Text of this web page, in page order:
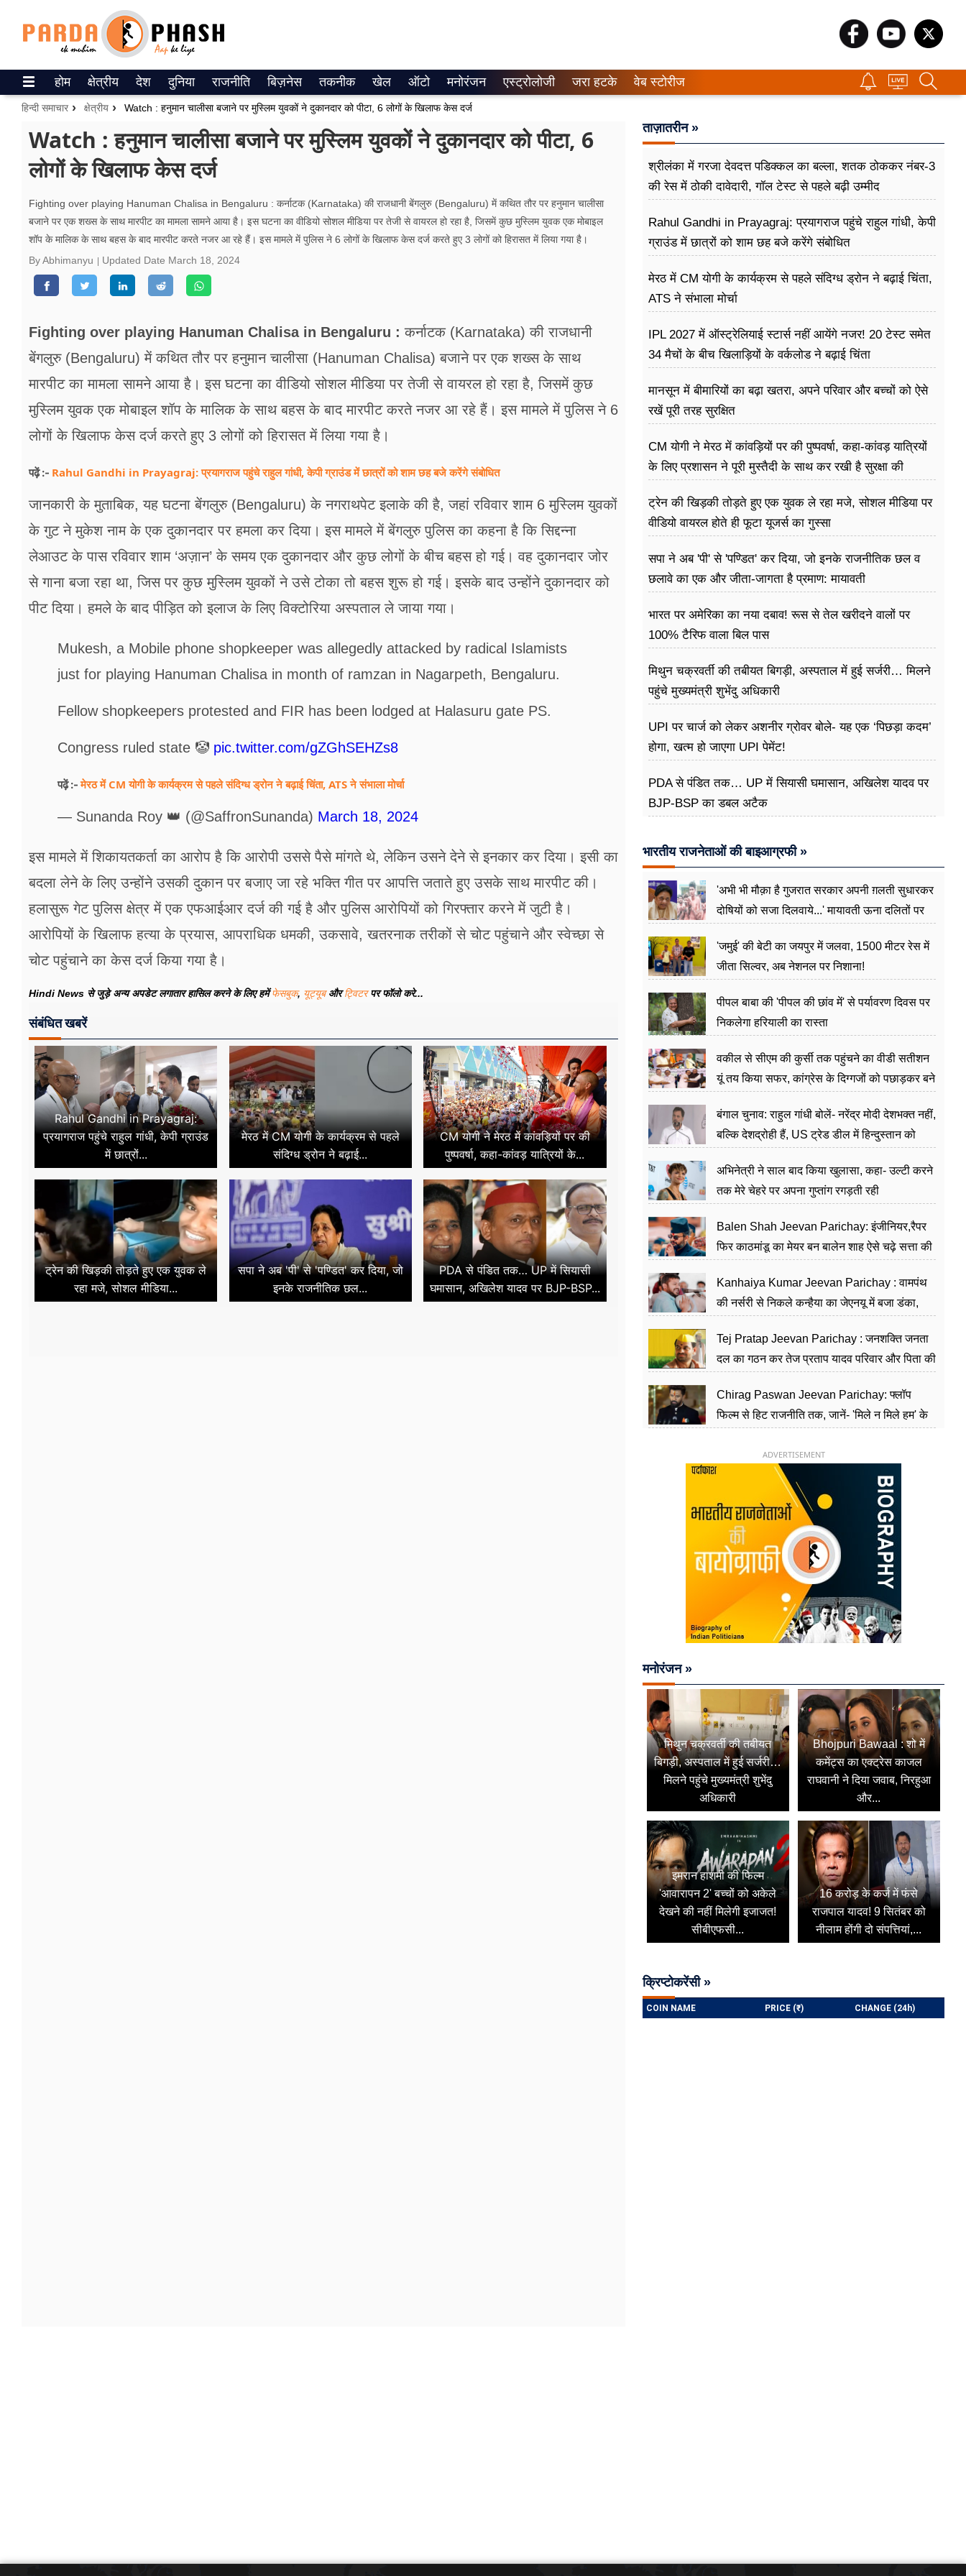
ePaper
वेब स्टोरीज
उत्तर प्रदेश
वीडियो
रिलेशनशिप
जीवन मंत्रा
फूड
सेहत
जॉब्स
होम क्षेत्रीय देश दुनिया राजनीति बिज़नेस तकनीक खेल ऑटो मनोरंजन एस्ट्रोलोजी जरा हटके वेब स्टोरीज
हिन्दी समाचार क्षेत्रीय Watch : हनुमान चालीसा बजाने पर मुस्लिम युवकों ने दुकानदार को पीटा, 6 लोगों के खिलाफ केस दर्ज
Watch : हनुमान चालीसा बजाने पर मुस्लिम युवकों ने दुकानदार को पीटा, 6
लोगों के खिलाफ केस दर्ज
Fighting over playing Hanuman Chalisa in Bengaluru : कर्नाटक (Karnataka) की राजधानी बेंगलुरु (Bengaluru) में कथित तौर पर हनुमान चालीसा
बजाने पर एक शख्स के साथ मारपीट का मामला सामने आया है। इस घटना का वीडियो सोशल मीडिया पर तेजी से वायरल हो रहा है, जिसमें कुछ मुस्लिम युवक एक मोबाइल
शॉप के मालिक के साथ बहस के बाद मारपीट करते नजर आ रहे हैं। इस मामले में पुलिस ने 6 लोगों के खिलाफ केस दर्ज करते हुए 3 लोगों को हिरासत में लिया गया है।
By Abhimanyu
Updated Date March 18, 2024
Fighting over playing Hanuman Chalisa in Bengaluru : कर्नाटक (Karnataka) की राजधानी
बेंगलुरु (Bengaluru) में कथित तौर पर हनुमान चालीसा (Hanuman Chalisa) बजाने पर एक शख्स के साथ
मारपीट का मामला सामने आया है। इस घटना का वीडियो सोशल मीडिया पर तेजी से वायरल हो रहा है, जिसमें कुछ
मुस्लिम युवक एक मोबाइल शॉप के मालिक के साथ बहस के बाद मारपीट करते नजर आ रहे हैं। इस मामले में पुलिस ने 6
लोगों के खिलाफ केस दर्ज करते हुए 3 लोगों को हिरासत में लिया गया है।
पढ़ें :- Rahul Gandhi in Prayagraj: प्रयागराज पहुंचे राहुल गांधी, केपी ग्राउंड में छात्रों को शाम छह बजे करेंगे संबोधित
जानकारी के मुताबिक, यह घटना बेंगलुरु (Bengaluru) के नगराथपेट इलाके की है, जहां रविवार शाम 6 मुस्लिम युवकों
के गुट ने मुकेश नाम के एक दुकानदार पर हमला कर दिया। इस मामले में बेंगलुरु पुलिस का कहना है कि सिद्दन्ना
लेआउट के पास रविवार शाम ‘अज़ान’ के समय एक दुकानदार और कुछ लोगों के बीच बहस हो गई। वह दुकानदार जोर
से गाना बजा रहा था, जिस पर कुछ मुस्लिम युवकों ने उसे टोका तो बहस शुरू हो गई। इसके बाद उन्होंने दुकानदार को
पीट दिया। हमले के बाद पीड़ित को इलाज के लिए विक्टोरिया अस्पताल ले जाया गया।
Mukesh, a Mobile phone shopkeeper was allegedly attacked by radical Islamists
just for playing Hanuman Chalisa in month of ramzan in Nagarpeth, Bengaluru.
Fellow shopkeepers protested and FIR has been lodged at Halasuru gate PS.
Congress ruled state 🤡 pic.twitter.com/gZGhSEHZs8
पढ़ें :-मेरठ में CM योगी के कार्यक्रम से पहले संदिग्ध ड्रोन ने बढ़ाई चिंता, ATS ने संभाला मोर्चा
— Sunanda Roy 👑 (@SaffronSunanda) March 18, 2024
इस मामले में शिकायतकर्ता का आरोप है कि आरोपी उससे पैसे मांगते थे, लेकिन उसने देने से इनकार कर दिया। इसी का
बदला लेने के लिए उन्होंने उसकी दुकान पर बजाए जा रहे भक्ति गीत पर आपत्ति जताते हुए उसके साथ मारपीट की।
हलासुरू गेट पुलिस क्षेत्र में एक एफआईआर दर्ज की गई है और पुलिस आरोपियों को गिरफ्तार करने में जुटी है।
आरोपियों के खिलाफ हत्या के प्रयास, आपराधिक धमकी, उकसावे, खतरनाक तरीकों से चोट पहुंचाने और स्वेच्छा से
चोट पहुंचाने का केस दर्ज किया गया है।
Hindi News से जुड़े अन्य अपडेट लगातार हासिल करने के लिए हमेंफेसबुक, यूट्यूबऔरट्विटरपर फॉलो करे...
संबंधित खबरें
Rahul Gandhi in Prayagraj:
प्रयागराज पहुंचे राहुल गांधी, केपी ग्राउंड
में छात्रों...
मेरठ में CM योगी के कार्यक्रम से पहले
संदिग्ध ड्रोन ने बढ़ाई...
CM योगी ने मेरठ में कांवड़ियों पर की
पुष्पवर्षा, कहा-कांवड़ यात्रियों के...
ट्रेन की खिड़की तोड़ते हुए एक युवक ले
रहा मजे, सोशल मीडिया...
सपा ने अब 'पी' से 'पण्डित' कर दिया, जो
इनके राजनीतिक छल...
PDA से पंडित तक… UP में सियासी
घमासान, अखिलेश यादव पर BJP-BSP...
ताज़ातरीन »
श्रीलंका में गरजा देवदत्त पडिक्कल का बल्ला, शतक ठोककर नंबर-3
की रेस में ठोकी दावेदारी, गॉल टेस्ट से पहले बढ़ी उम्मीद
Rahul Gandhi in Prayagraj: प्रयागराज पहुंचे राहुल गांधी, केपी
ग्राउंड में छात्रों को शाम छह बजे करेंगे संबोधित
मेरठ में CM योगी के कार्यक्रम से पहले संदिग्ध ड्रोन ने बढ़ाई चिंता,
ATS ने संभाला मोर्चा
IPL 2027 में ऑस्ट्रेलियाई स्टार्स नहीं आयेंगे नजर! 20 टेस्ट समेत
34 मैचों के बीच खिलाड़ियों के वर्कलोड ने बढ़ाई चिंता
मानसून में बीमारियों का बढ़ा खतरा, अपने परिवार और बच्चों को ऐसे
रखें पूरी तरह सुरक्षित
CM योगी ने मेरठ में कांवड़ियों पर की पुष्पवर्षा, कहा-कांवड़ यात्रियों
के लिए प्रशासन ने पूरी मुस्तैदी के साथ कर रखी है सुरक्षा की
ट्रेन की खिड़की तोड़ते हुए एक युवक ले रहा मजे, सोशल मीडिया पर
वीडियो वायरल होते ही फूटा यूजर्स का गुस्सा
सपा ने अब 'पी' से 'पण्डित' कर दिया, जो इनके राजनीतिक छल व
छलावे का एक और जीता-जागता है प्रमाण: मायावती
भारत पर अमेरिका का नया दबाव! रूस से तेल खरीदने वालों पर
100% टैरिफ वाला बिल पास
मिथुन चक्रवर्ती की तबीयत बिगड़ी, अस्पताल में हुई सर्जरी… मिलने
पहुंचे मुख्यमंत्री शुभेंदु अधिकारी
UPI पर चार्ज को लेकर अशनीर ग्रोवर बोले- यह एक ‘पिछड़ा कदम’
होगा, खत्म हो जाएगा UPI पेमेंट!
PDA से पंडित तक… UP में सियासी घमासान, अखिलेश यादव पर
BJP-BSP का डबल अटैक
भारतीय राजनेताओं की बाइआग्रफी »
'अभी भी मौक़ा है गुजरात सरकार अपनी ग़लती सुधारकर
दोषियों को सजा दिलवाये...' मायावती ऊना दलितों पर
'जमुई' की बेटी का जयपुर में जलवा, 1500 मीटर रेस में
जीता सिल्वर, अब नेशनल पर निशाना!
पीपल बाबा की 'पीपल की छांव में' से पर्यावरण दिवस पर
निकलेगा हरियाली का रास्ता
वकील से सीएम की कुर्सी तक पहुंचने का वीडी सतीशन
यूं तय किया सफर, कांग्रेस के दिग्गजों को पछाड़कर बने
बंगाल चुनाव: राहुल गांधी बोलें- नरेंद्र मोदी देशभक्त नहीं,
बल्कि देशद्रोही हैं, US ट्रेड डील में हिन्दुस्तान को
अभिनेत्री ने साल बाद किया खुलासा, कहा- उल्टी करने
तक मेरे चेहरे पर अपना गुप्तांग रगड़ती रही
Balen Shah Jeevan Parichay: इंजीनियर,रैपर
फिर काठमांडू का मेयर बन बालेन शाह ऐसे चढ़े सत्ता की
Kanhaiya Kumar Jeevan Parichay : वामपंथ
की नर्सरी से निकले कन्हैया का जेएनयू में बजा डंका,
Tej Pratap Jeevan Parichay : जनशक्ति जनता
दल का गठन कर तेज प्रताप यादव परिवार और पिता की
Chirag Paswan Jeevan Parichay: फ्लॉप
फिल्म से हिट राजनीति तक, जानें- 'मिले न मिले हम' के
ADVERTISEMENT
मनोरंजन »
मिथुन चक्रवर्ती की तबीयत
बिगड़ी, अस्पताल में हुई सर्जरी…
मिलने पहुंचे मुख्यमंत्री शुभेंदु
अधिकारी
Bhojpuri Bawaal : शो में
कमेंट्स का एक्ट्रेस काजल
राघवानी ने दिया जवाब, निरहुआ
और...
इमरान हाशमी की फिल्म
'आवारापन 2' बच्चों को अकेले
देखने की नहीं मिलेगी इजाजत!
सीबीएफसी...
16 करोड़ के कर्ज में फंसे
राजपाल यादव! 9 सितंबर को
नीलाम होंगी दो संपत्तियां,...
क्रिप्टोकरेंसी »